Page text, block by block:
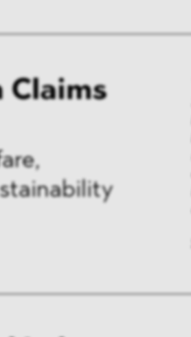
Claims